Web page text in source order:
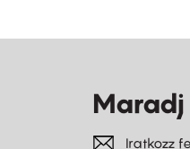
Iratkozz